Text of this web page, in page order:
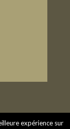
expérience sur